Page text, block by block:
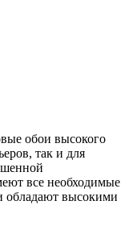
обои высокого
так и для
все необходимые
высокими